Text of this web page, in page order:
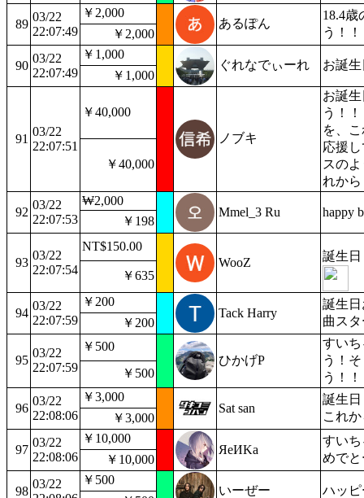
89
03/22
22:07:49
￥2,000
あるぽん
18.4歳
う！
￥2,000
90
03/22
22:07:49
￥1,000
ぐれなでぃーれ お誕
￥1,000
91
03/22
22:07:51
￥40,000
ノブキ
お誕
う！
を、
応援
スの
れか
￥40,000
92
03/22
22:07:53
₩2,000
Mmel_3 Ru
happy
￥198
93
03/22
22:07:54
NT$150.00
WooZ
誕生
￥635
94
03/22
22:07:59
￥200
Tack Harry
誕生
曲ス
￥200
95
03/22
22:07:59
￥500
ひかげP
すい
う！
う！！
￥500
96
03/22
22:08:06
￥3,000
Sat san
誕生
これ
￥3,000
97
03/22
22:08:06
￥10,000
ЯeИKa
すい
めで
￥10,000
98
03/22
￥500
いーぜー ハッ